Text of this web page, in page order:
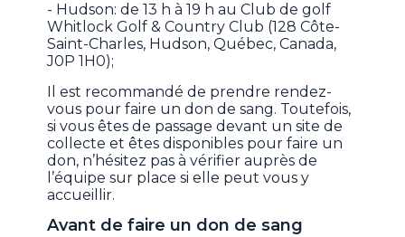
- Hudson: de 13 h à 19 h au Club de golf
Whitlock Golf & Country Club (128 Côte-
Saint-Charles, Hudson, Québec, Canada,
J0P 1H0);
Il est recommandé de prendre rendez-
vous pour faire un don de sang. Toutefois,
si vous êtes de passage devant un site de
collecte et êtes disponibles pour faire un
don, n’hésitez pas à vérifier auprès de
l’équipe sur place si elle peut vous y
accueillir.
Avant de faire un don de sang